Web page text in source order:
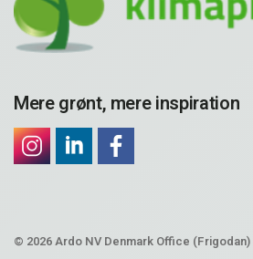
Mere grønt, mere inspiration
© 2026 Ardo NV Denmark Office (Frigodan)